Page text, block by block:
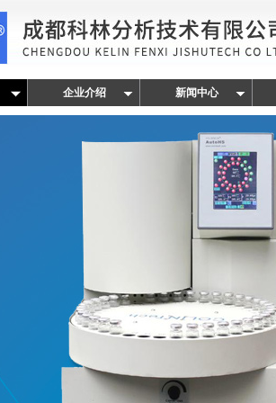
企业介绍 新闻中心